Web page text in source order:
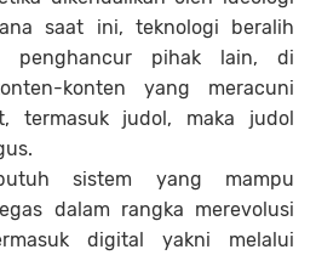
saat ini, teknologi beralih
penghancur pihak lain, di
konten yang meracuni
termasuk judol, maka judol
sistem yang mampu
dalam rangka merevolusi
digital yakni melalui